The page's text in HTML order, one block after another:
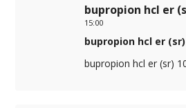
bupropion hcl er
15:00
bupropion hcl er (sr)
bupropion hcl er (sr)